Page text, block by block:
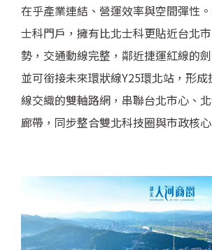
在乎產業連結、營運效率與空間彈性
士科門戶，擁有比北士科更貼近台北
勢，交通動線完整，鄰近捷運紅線的
並可銜接未來環狀線Y25環北站，形
線交織的雙軸路網，串聯台北市心、
廊帶，同步整合雙北科技圈與市政核心